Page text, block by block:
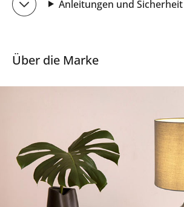
Anleitungen und Sicherheit
Über die Marke